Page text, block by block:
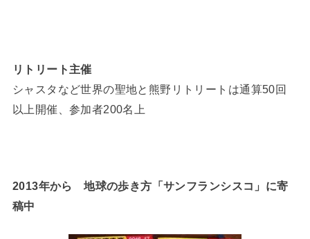
リトリート主催
シャスタなど世界の聖地と熊野リトリートは通算50回
以上開催、参加者200名上
2013年から 地球の歩き方「サンフランシスコ」に寄
稿中